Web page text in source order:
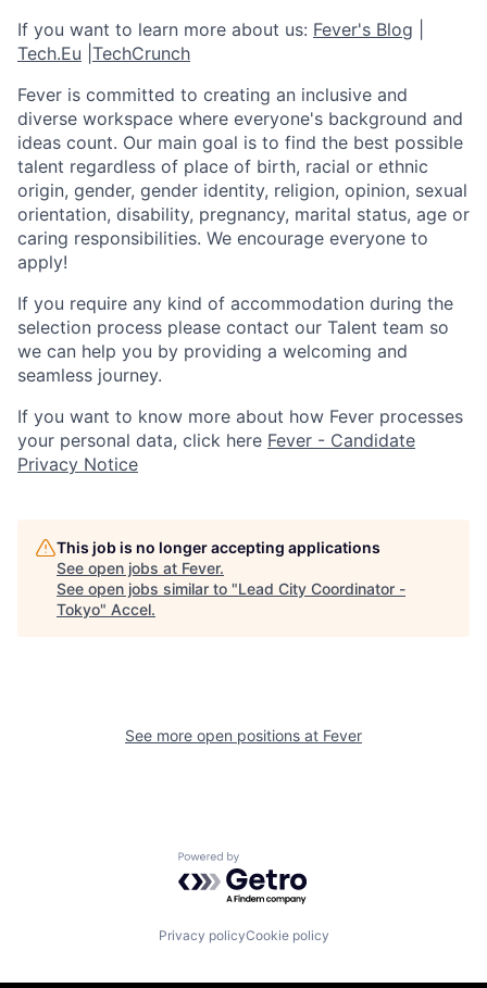
If you want to learn more about us: Fever's Blog
Tech.Eu TechCrunch
Fever is committed to creating an inclusive and
diverse workspace where everyone's background and
ideas count. Our main goal is to find the best possible
talent regardless of place of birth, racial or ethnic
origin, gender, gender identity, religion, opinion, sexual
orientation, disability, pregnancy, marital status, age or
caring responsibilities. We encourage everyone to
apply!
If you require any kind of accommodation during the
selection process please contact our Talent team so
we can help you by providing a welcoming and
seamless journey.
If you want to know more about how Fever processes
your personal data, click here Fever - Candidate
Privacy Notice
This job is no longer accepting applications
See open jobs at Fever.
See open jobs similar to "Lead City Coordinator -
Tokyo" Accel.
See more open positions at Fever
Powered by Getro.com
Privacy policyCookie policy